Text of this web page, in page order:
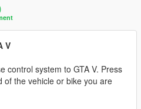
V
control system to GTA V. Press
of the vehicle or bike you are